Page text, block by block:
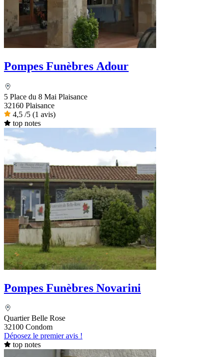
Pompes Funèbres Adour
5 Place du 8 Mai Plaisance
32160 Plaisance
4,5 /5 (1 avis)
top notes
Pompes Funèbres Novarini
Quartier Belle Rose
32100 Condom
Déposez le premier avis !
top notes